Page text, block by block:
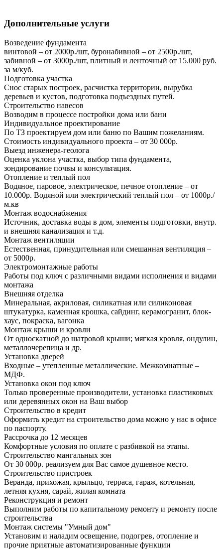
Дополнительные услуги
Возведение фундамента
винтовой – от 2000р./шт, буронабивной – от 2500р./шт,
забивной – от 3000р./шт, плитный и ленточный от 15.000 руб.
за м/куб.
Подготовка участка
Снос старых построек, расчистка территории, вырубка
деревьев и кустов, подготовка подъездных путей.
Строительство навесов
Возводим в процессе постройки дома или бани
Индивидуальное проектирование
По ТЗ проектируем дом или баню по Вашим пожеланиям.
Стоимость индивидуального проекта – от 30 000р.
Выезд инженера-геолога
Оценка уклона участка, выбор типа фундамента,
зондирование почвы и консультация.
Отопление и теплый пол
Водяное, паровое, электрическое, печное отопление – от
10.000р. Водяной или электрический теплый пол – от 1000р./
м.кв
Монтаж водоснабжения
Источник, доставка воды в дом, элементы подготовки, внутр.
и внешняя канализация и т.д.
Монтаж вентиляции
Естественная, принудительная или смешанная вентиляция –
от 5000р.
Электромонтажные работы
Работы под ключ с различными видами исполнения и видами
монтажа
Внешняя отделка
Минеральная, акриловая, силикатная или силиконовая
штукатурка, каменная крошка, сайдинг, керамогранит, блок-
хаус, покраска, вагонка
Монтаж крыши и кровли
От односкатной до шатровой крыши; мягкая кровля, ондулин,
металлочерепица и др.
Установка дверей
Входные – утепленные металлические. Межкомнатные –
МДФ.
Установка окон под ключ
Только проверенные производители, установка пластиковых
или деревянных окон на Ваш выбор
Строительство в кредит
Оформить кредит на строительство дома можно у нас в офисе
по паспорту.
Рассрочка до 12 месяцев
Комфортные условия по оплате с разбивкой на этапы.
Строительство мангальных зон
От 30 000р. реализуем для Вас самое душевное место.
Строительство пристроек
Веранда, прихожая, крыльцо, терраса, гараж, котельная,
летняя кухня, сарай, жилая комната
Реконструкция и ремонт
Выполним работы по капитальному ремонту и ремонту после
строительства
Монтаж системы "Умный дом"
Установим и наладим освещение, подогрев, отопление и
прочие приятные автоматизированные функции